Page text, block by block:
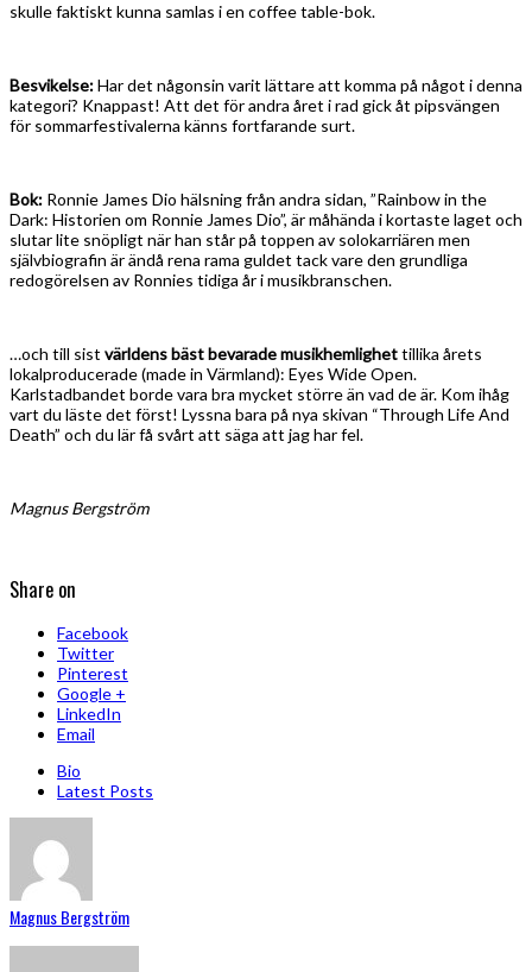
skulle faktiskt kunna samlas i en coffee table-bok.
Besvikelse:Har det någonsin varit lättare att komma på något i denna
kategori? Knappast! Att det för andra året i rad gick åt pipsvängen
för sommarfestivalerna känns fortfarande surt.
Bok: Ronnie James Dio hälsning från andra sidan, ”Rainbow in the
Dark: Historien om Ronnie James Dio”, är måhända i kortaste laget och
slutar lite snöpligt när han står på toppen av solokarriären men
självbiografin är ändå rena rama guldet tack vare den grundliga
redogörelsen av Ronnies tidiga år i musikbranschen.
…och till sist världens bäst bevarade musikhemlighettillika årets
lokalproducerade (made in Värmland): Eyes Wide Open.
Karlstadbandet borde vara bra mycket större än vad de är. Kom ihåg
vart du läste det först! Lyssna bara på nya skivan “Through Life And
Death” och du lär få svårt att säga att jag har fel.
Magnus Bergström
Share on
Facebook
Twitter
Pinterest
Google +
LinkedIn
Email
Bio
Latest Posts
Magnus Bergström